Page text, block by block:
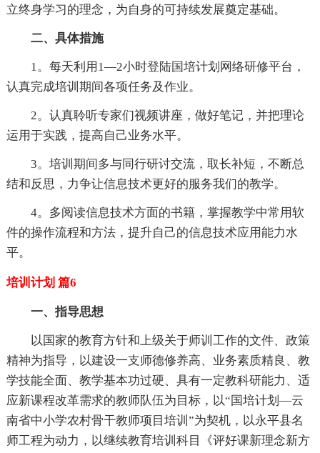
立终身学习的理念，为自身的可持续发展奠定基础。
二、具体措施
1。每天利用1—2小时登陆国培计划网络研修平台，
认真完成培训期间各项任务及作业。
2。认真聆听专家们视频讲座，做好笔记，并把理论
运用于实践，提高自己业务水平。
3。培训期间多与同行研讨交流，取长补短，不断总
结和反思，力争让信息技术更好的服务我们的教学。
4。多阅读信息技术方面的书籍，掌握教学中常用软
件的操作流程和方法，提升自己的信息技术应用能力水
平。
培训计划 篇6
一、指导思想
以国家的教育方针和上级关于师训工作的文件、政策
精神为指导，以建设一支师德修养高、业务素质精良、教
学技能全面、教学基本功过硬、具有一定教科研能力、适
应新课程改革需求的教师队伍为目标，以“国培计划—云
南省中小学农村骨干教师项目培训”为契机，以永平县名
师工程为动力，以继续教育培训科目《评好课新理念新方